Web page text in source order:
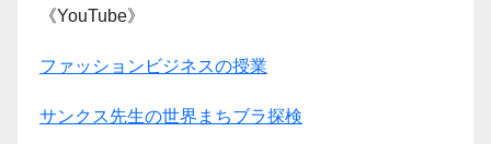
《YouTube》
ファッションビジネスの授業
サンクス先生の世界まちブラ探検